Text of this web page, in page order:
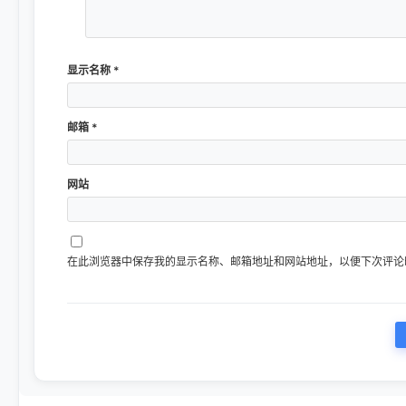
显示名称 *
邮箱 *
网站
在此浏览器中保存我的显示名称、邮箱地址和网站地址，以便下次评